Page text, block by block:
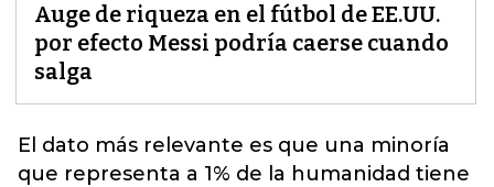
Auge de riqueza en el fútbol de EE.UU.
por efecto Messi podría caerse cuando
salga
El dato más relevante es que una minoría
que representa a 1% de la humanidad tiene